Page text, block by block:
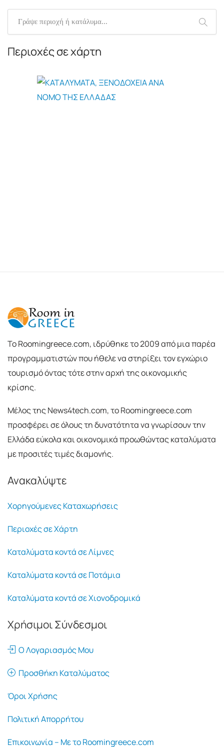
Περιοχές σε χάρτη
To Roomingreece.com, ιδρύθηκε το 2009 από μια παρέα
προγραμματιστών που ήθελε να στηρίξει τον εγχώριο
τουρισμό όντας τότε στην αρχή της οικονομικής
κρίσης.
Μέλος της News4tech.com, το Roomingreece.com
προσφέρει σε όλους τη δυνατότητα να γνωρίσουν την
Ελλάδα εύκολα και οικονομικά προωθώντας καταλύματα
με προσιτές τιμές διαμονής.
Ανακαλύψτε
Χορηγούμενες Καταχωρήσεις
Περιοχές σε Χάρτη
Καταλύματα κοντά σε Λίμνες
Καταλύματα κοντά σε Ποτάμια
Καταλύματα κοντά σε Χιονοδρομικά
Χρήσιμοι Σύνδεσμοι
Ο Λογαριασμός Μου
Προσθήκη Καταλύματος
Όροι Χρήσης
Πολιτική Απορρήτου
Επικοινωνία – Με το Roomingreece.com